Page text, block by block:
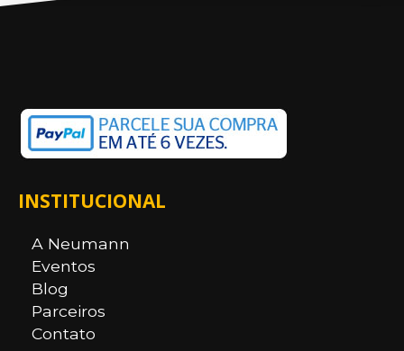
INSTITUCIONAL
A Neumann
Eventos
Blog
Parceiros
Contato